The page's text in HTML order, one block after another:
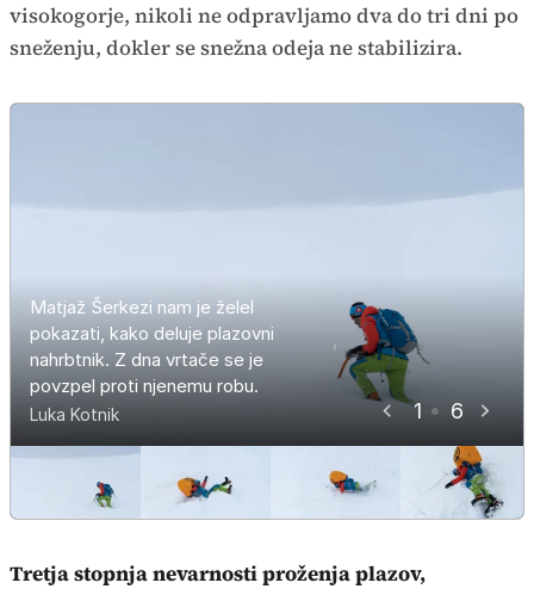
visokogorje, nikoli ne odpravljamo dva do tri dni po
sneženju, dokler se snežna odeja ne stabilizira.
1 6
Matjaž Šerkezi nam je želel
pokazati, kako deluje plazovni
nahrbtnik. Z dna vrtače se je
povzpel proti njenemu robu.
Luka Kotnik
Snežna odeja ni zdržala njegove
teže, zato se mu je udrlo pod
nogami, sprožil je majhen kložasti
plaz.
Luka Kotnik
Nahrbtnik je odigral svojo vlogo,
obdržal ga na površini.
Luka Kotnik
Ker je bila klančina vrtače kratka, se
je hitro ustavil in jo odnesel brez
poškodb.
Luka Kotnik
A kako bi bilo, če bi ga zajel velik
plaz?
Luka Kotnik
Bi še stal tako pokončno?
Luka Kotnik
Tretja stopnja nevarnosti proženja plazov,